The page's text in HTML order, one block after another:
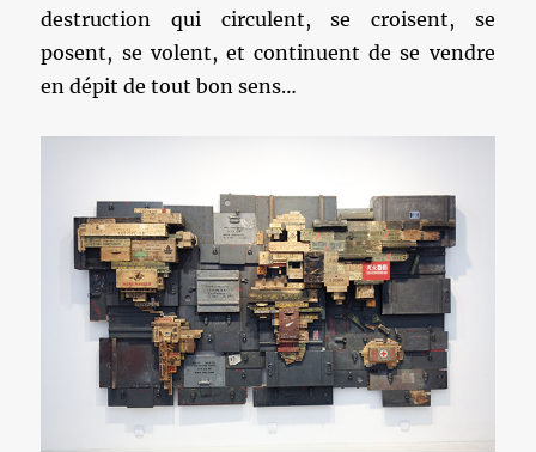
destruction qui circulent, se croisent, se
posent, se volent, et continuent de se vendre
en dépit de tout bon sens…